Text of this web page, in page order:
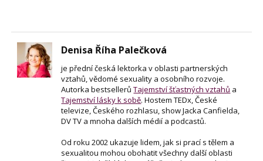
Denisa Říha Palečková
je přední česká lektorka v oblasti partnerských
vztahů, vědomé sexuality a osobního rozvoje.
Autorka bestsellerůTajemství šťastných vztahů a
Tajemství lásky k sobě. Hostem TEDx, České
televize, Českého rozhlasu, show Jacka Canfielda,
DV TV a mnoha dalších médií a podcastů.
Od roku 2002 ukazuje lidem, jak si prací s tělem a
sexualitou mohou obohatit všechny další oblasti